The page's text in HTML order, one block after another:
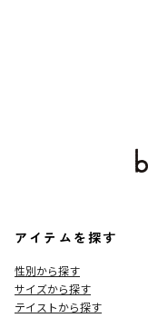
アイテムを探す
性別から探す
サイズから探す
テイストから探す